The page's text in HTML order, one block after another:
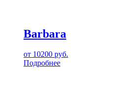
Barbara
от 10200 руб.
Подробнее